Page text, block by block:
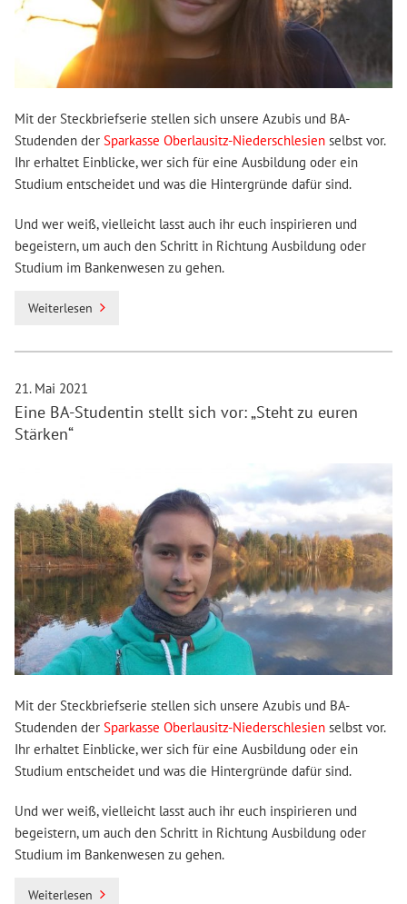
Mit der Steckbriefserie stellen sich unsere Azubis und BA-
Studenden der Sparkasse Oberlausitz-Niederschlesienselbst vor.
Ihr erhaltet Einblicke, wer sich für eine Ausbildung oder ein
Studium entscheidet und was die Hintergründe dafür sind.
Und wer weiß, vielleicht lasst auch ihr euch inspirieren und
begeistern, um auch den Schritt in Richtung Ausbildung oder
Studium im Bankenwesen zu gehen.
Weiterlesen
21. Mai 2021
Eine BA-Studentin stellt sich vor: „Steht zu euren
Stärken“
Mit der Steckbriefserie stellen sich unsere Azubis und BA-
Studenden der Sparkasse Oberlausitz-Niederschlesienselbst vor.
Ihr erhaltet Einblicke, wer sich für eine Ausbildung oder ein
Studium entscheidet und was die Hintergründe dafür sind.
Und wer weiß, vielleicht lasst auch ihr euch inspirieren und
begeistern, um auch den Schritt in Richtung Ausbildung oder
Studium im Bankenwesen zu gehen.
Weiterlesen